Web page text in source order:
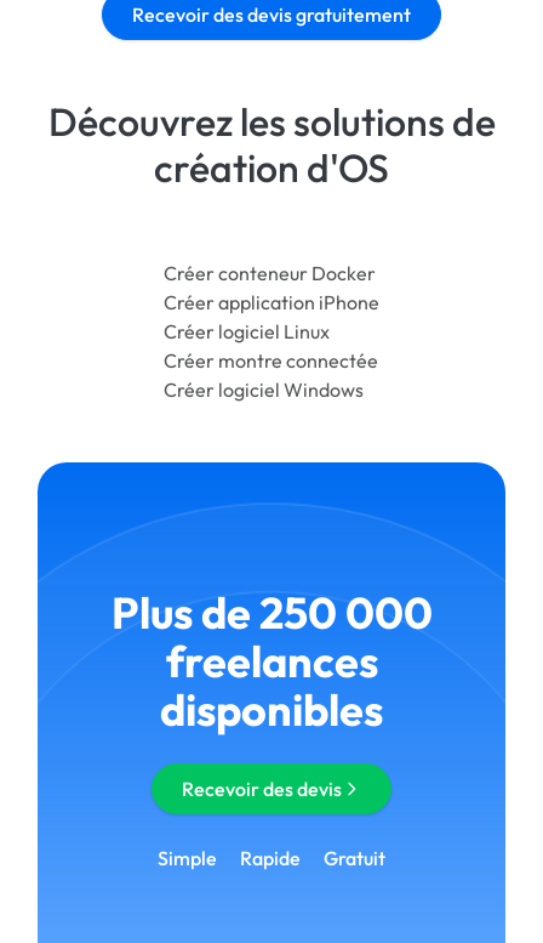
Recevoir des devis gratuitement
Découvrez les solutions de
création d'OS
Créer conteneur Docker
Créer application iPhone
Créer logiciel Linux
Créer montre connectée
Créer logiciel Windows
Plus de 250 000
freelances
disponibles
Recevoir des devis
Simple Rapide Gratuit